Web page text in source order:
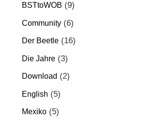
BSTtoWOB (9)
Community(6)
Der Beetle(16)
Die Jahre(3)
Download (2)
English (5)
Mexiko(5)